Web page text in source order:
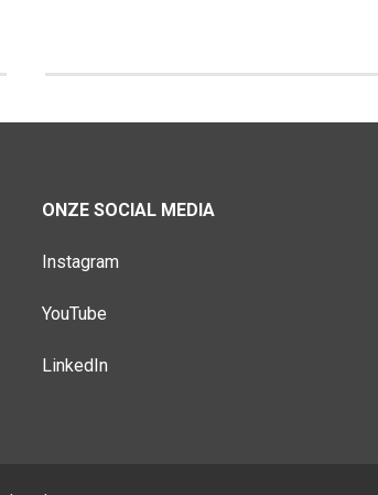
ONZE SOCIAL MEDIA
Instagram
YouTube
LinkedIn